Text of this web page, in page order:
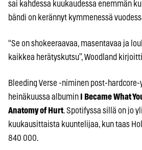
sai kahdessa kuukaudessa enemmän
bändi on kerännyt kymmenessä
“Se on shokeeraavaa, masentavaa ja
kaikkea herätyskutsu”, Woodland
Bleeding Verse -niminen post-
heinäkuussa albumin I Became What
Anatomy of Hurt. Spotifyssa sillä on jo
kuukausittaista kuuntelijaa, kun taas
840 000.